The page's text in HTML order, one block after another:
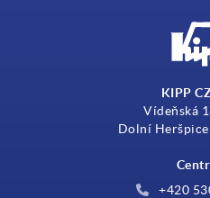
KIPP
Vídeňská
Dolní
+420